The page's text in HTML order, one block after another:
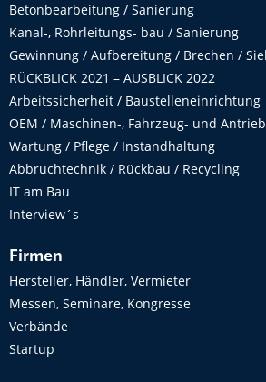
Betonbearbeitung / Sanierung
Kanal-, Rohrleitungs- bau / Sanierung
Gewinnung / Aufbereitung / Brechen /
RÜCKBLICK 2021 – AUSBLICK 2022
Arbeitssicherheit / Baustelleneinrichtung
OEM / Maschinen-, Fahrzeug- und
Wartung / Pflege / Instandhaltung
Abbruchtechnik / Rückbau / Recycling
IT am Bau
Interview´s
Firmen
Hersteller, Händler, Vermieter
Messen, Seminare, Kongresse
Verbände
Startup